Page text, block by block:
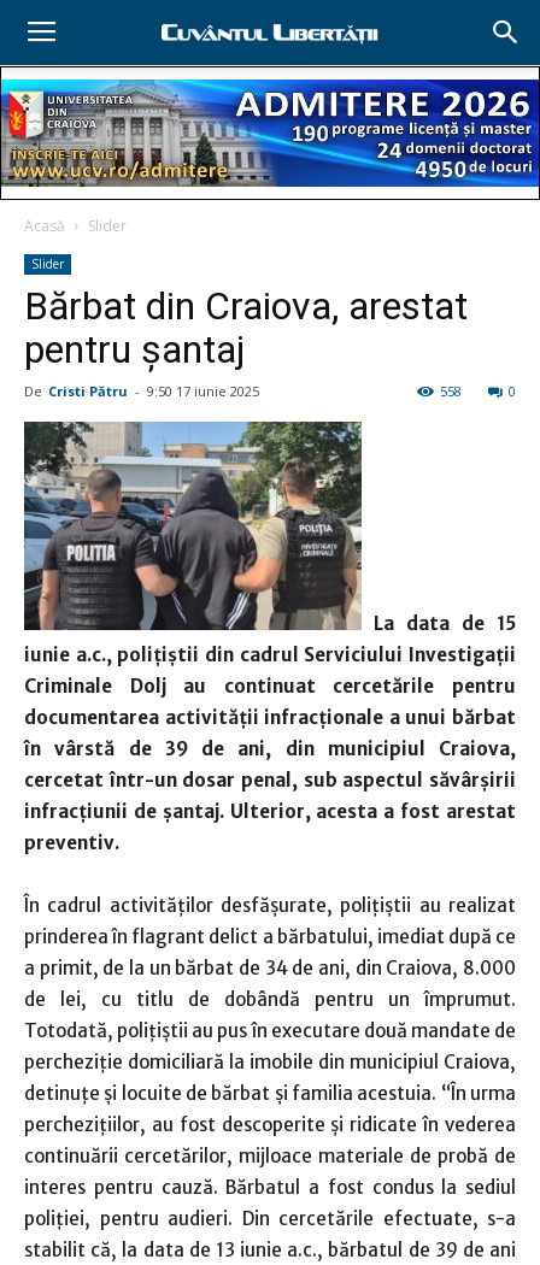
Acasă Slider
Slider
Bărbat din Craiova, arestat
pentru şantaj
De Cristi Pătru - 9:50 17 iunie 2025 0
558
La data de 15
iunie a.c., polițiștii din cadrul Serviciului Investigații
Criminale Dolj au continuat cercetările pentru
documentarea activității infracționale a unui bărbat
în vârstă de 39 de ani, din municipiul Craiova,
cercetat într-un dosar penal, sub aspectul săvârșirii
infracțiunii de șantaj. Ulterior, acesta a fost arestat
preventiv.
În cadrul activităților desfășurate, polițiștii au realizat
prinderea în flagrant delict a bărbatului, imediat după ce
a primit, de la un bărbat de 34 de ani, din Craiova, 8.000
de lei, cu titlu de dobândă pentru un împrumut.
Totodată, polițiștii au pus în executare două mandate de
percheziție domiciliară la imobile din municipiul Craiova,
detinuțe și locuite de bărbat și familia acestuia. “În urma
perchezițiilor, au fost descoperite și ridicate în vederea
continuării cercetărilor, mijloace materiale de probă de
interes pentru cauză. Bărbatul a fost condus la sediul
poliției, pentru audieri. Din cercetările efectuate, s-a
stabilit că, la data de 13 iunie a.c., bărbatul de 39 de ani